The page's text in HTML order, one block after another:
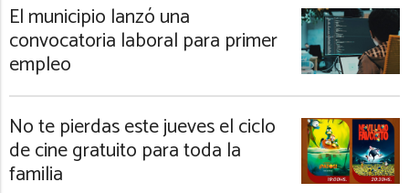
El municipio lanzó una
convocatoria laboral para primer
empleo
No te pierdas este jueves el ciclo
de cine gratuito para toda la
familia